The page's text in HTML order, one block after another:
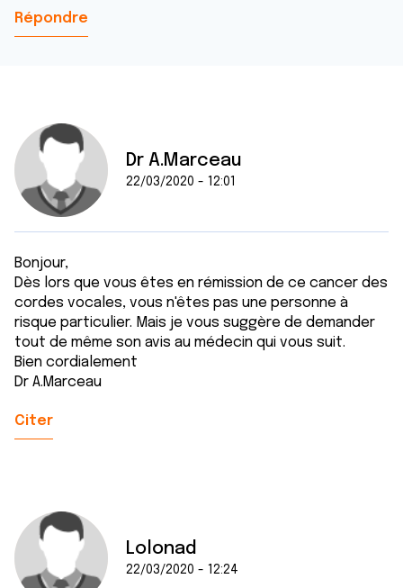
Répondre
Dr A.Marceau
22/03/2020 - 12:01
Bonjour,
Dès lors que vous êtes en rémission de ce cancer des
cordes vocales, vous n'êtes pas une personne à
risque particulier. Mais je vous suggère de demander
tout de même son avis au médecin qui vous suit.
Bien cordialement
Dr A.Marceau
Citer
Lolonad
22/03/2020 - 12:24